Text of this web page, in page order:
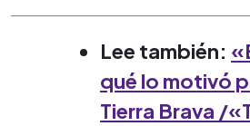
Lee también:
qué lo motivó
Tierra Brava /